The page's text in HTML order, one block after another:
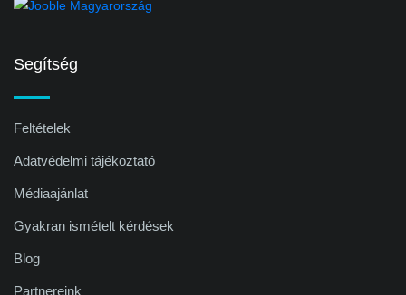
Segítség
Feltételek
Adatvédelmi tájékoztató
Médiaajánlat
Gyakran ismételt kérdések
Blog
Partnereink